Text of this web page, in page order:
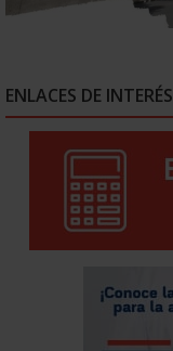
ENLACES DE INTERÉS